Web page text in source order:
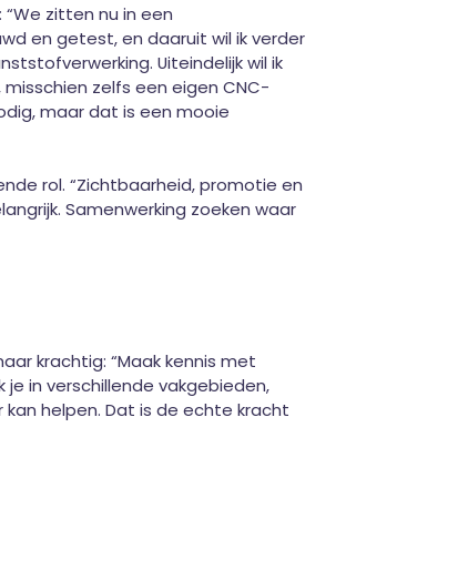
zitten nu in een
en getest, en daaruit wil ik verder
Uiteindelijk wil ik
zelfs een eigen CNC-
maar dat is een mooie
rol. “Zichtbaarheid, promotie en
Samenwerking zoeken waar
krachtig: “Maak kennis met
je in verschillende vakgebieden,
kan helpen. Dat is de echte kracht